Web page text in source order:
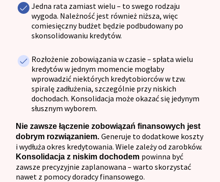
Jedna rata zamiast wielu – to swego rodzaju
wygoda. Należność jest również niższa, więc
comiesięczny budżet będzie podbudowany po
skonsolidowaniu kredytów.
Rozłożenie zobowiązania w czasie – spłata wielu
kredytów w jednym momencie mogłaby
wprowadzić niektórych kredytobiorców w tzw.
spiralę zadłużenia, szczególnie przy niskich
dochodach. Konsolidacja może okazać się jedynym
słusznym wyborem.
Nie zawsze łączenie zobowiązań finansowych jest
dobrym rozwiązaniem. Generuje to dodatkowe koszty
i wydłuża okres kredytowania. Wiele zależy od zarobków.
Konsolidacja z niskim dochodem powinna być
zawsze precyzyjnie zaplanowana – warto skorzystać
nawet z pomocy doradcy finansowego.